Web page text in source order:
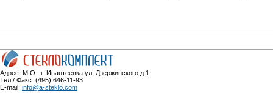
Адрес: М.О., г. Ивантеевка ул. Дзержинского д.1:
Тел./ Факс: (495) 646-11-93
E-mail: info@a-steklo.com